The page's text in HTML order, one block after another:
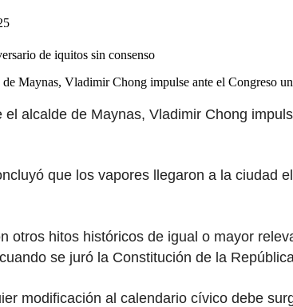
Maynas, Vladimir Chong impulse ante el Congreso
alcalde de Maynas, Vladimir Chong
que los vapores llegaron a la
otros hitos históricos de igual o mayor
se juró la Constitución de la
modificación al calendario cívico debe